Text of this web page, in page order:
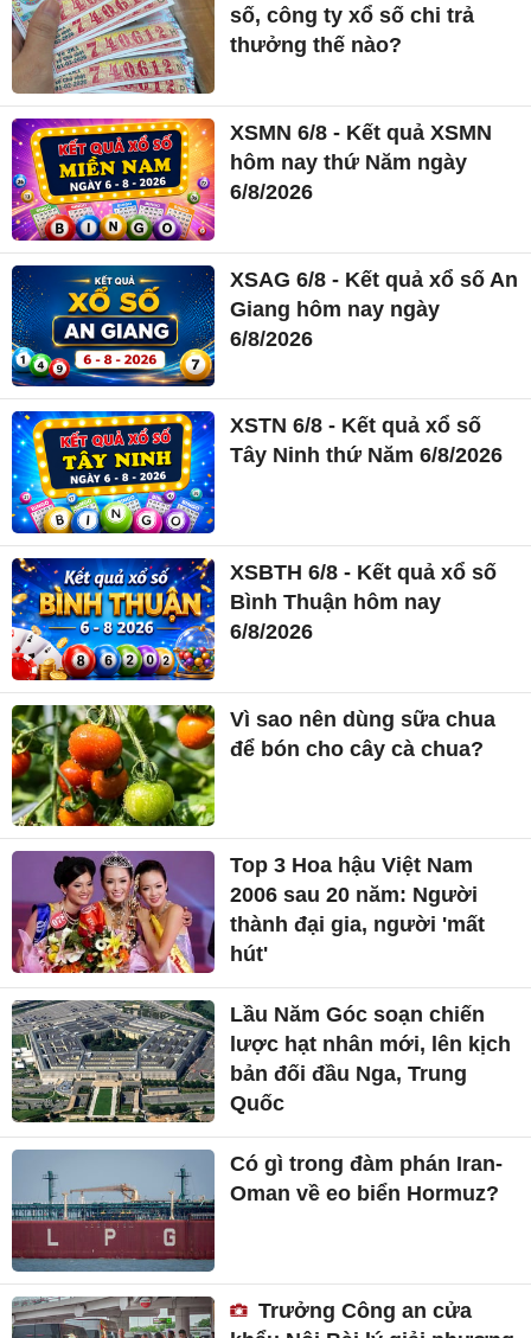
số, công ty xổ số chi trả
thưởng thế nào?
XSMN 6/8 - Kết quả XSMN
hôm nay thứ Năm ngày
6/8/2026
XSAG 6/8 - Kết quả xổ số An
Giang hôm nay ngày
6/8/2026
XSTN 6/8 - Kết quả xổ số
Tây Ninh thứ Năm 6/8/2026
XSBTH 6/8 - Kết quả xổ số
Bình Thuận hôm nay
6/8/2026
Vì sao nên dùng sữa chua
để bón cho cây cà chua?
Top 3 Hoa hậu Việt Nam
2006 sau 20 năm: Người
thành đại gia, người 'mất
hút'
Lầu Năm Góc soạn chiến
lược hạt nhân mới, lên kịch
bản đối đầu Nga, Trung
Quốc
Có gì trong đàm phán Iran-
Oman về eo biển Hormuz?
Trưởng Công an cửa